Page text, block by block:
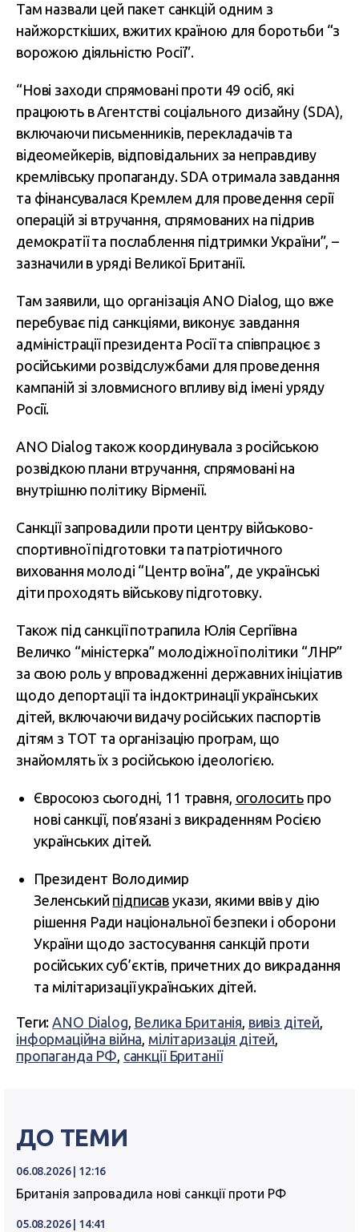
Там назвали цей пакет санкцій одним з
найжорсткіших, вжитих країною для боротьби “з
ворожою діяльністю Росії”.
“Нові заходи спрямовані проти 49 осіб, які
працюють в Агентстві соціального дизайну (SDA),
включаючи письменників, перекладачів та
відеомейкерів, відповідальних за неправдиву
кремлівську пропаганду. SDA отримала завдання
та фінансувалася Кремлем для проведення серії
операцій зі втручання, спрямованих на підрив
демократії та послаблення підтримки України”, –
зазначили в уряді Великої Британії.
Там заявили, що організація ANO Dialog, що вже
перебуває під санкціями, виконує завдання
адміністрації президента Росії та співпрацює з
російськими розвідслужбами для проведення
кампаній зі зловмисного впливу від імені уряду
Росії.
ANO Dialog також координувала з російською
розвідкою плани втручання, спрямовані на
внутрішню політику Вірменії.
Санкції запровадили проти центру військово-
спортивної підготовки та патріотичного
виховання молоді “Центр воїна”, де українські
діти проходять військову підготовку.
Також під санкції потрапила Юлія Сергіївна
Величко “міністерка” молодіжної політики “ЛНР”
за свою роль у впровадженні державних ініціатив
щодо депортації та індоктринації українських
дітей, включаючи видачу російських паспортів
дітям з ТОТ та організацію програм, що
знайомлять їх з російською ідеологією.
Євросоюз сьогодні, 11 травня, оголосить про
нові санкції, пов’язані з викраденням Росією
українських дітей.
Президент Володимир
Зеленський підписав укази, якими ввів у дію
рішення Ради національної безпеки і оборони
України щодо застосування санкцій проти
російських суб’єктів, причетних до викрадання
та мілітаризації українських дітей.
Теги:ANO Dialog, Велика Британія, вивіз дітей,
інформаційна війна, мілітаризація дітей,
пропаганда РФ, санкції Британії
ДО ТЕМИ
06.08.2026 | 12:16
Британія запровадила нові санкції проти РФ
05.08.2026 | 14:41